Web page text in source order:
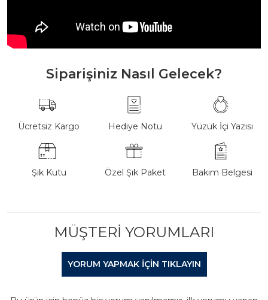
Siparişiniz Nasıl Gelecek?
Ücretsiz Kargo Hediye Notu Yüzük İçi Yazısı
Şık Kutu Özel Şık Paket Bakım Belgesi
MÜŞTERI YORUMLARI
YORUM YAPMAK IÇIN TIKLAYIN